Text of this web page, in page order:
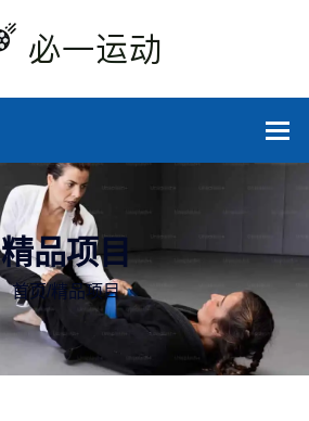
精品项目
首页/精品项目